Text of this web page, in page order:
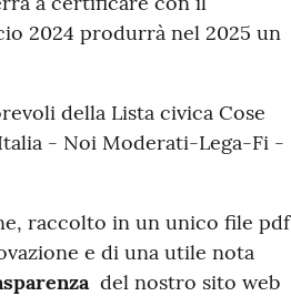
2024 produrrà nel 2025 un
della Lista civica Cose
- Noi Moderati-Lega-Fi -
raccolto in un unico file pdf
e di una utile nota
del nostro sito web